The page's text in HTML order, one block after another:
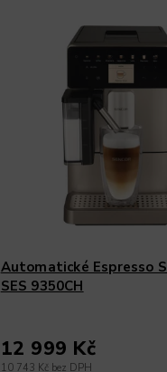
Automatické Espresso
SES 9350CH
10 743 Kč bez DPH
12 999 Kč